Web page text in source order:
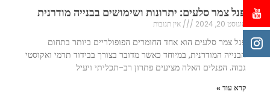
פנל צמר סלעים: יתרונות ושימושים בבנייה מודרנית
אוגוסט 20, 2024 אין תגובות
פנל צמר סלעים הוא אחד החומרים הפופולריים ביותר בתחום
הבנייה המודרנית, במיוחד כאשר מדובר בצורך בבידוד תרמי ואקוסטי
גבוה. הפנלים האלה מציעים פתרון רב-תכליתי ויעיל
קרא עוד »